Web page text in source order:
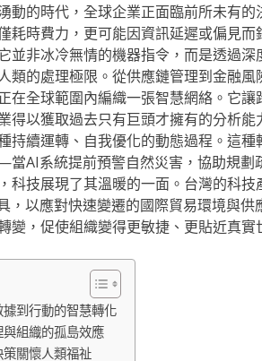
動的時代，全球企業正面臨前所未有
耗時費力，更可能因資訊延遲或偏見
並非冰冷無情的機器指令，而是透過
類的處理極限。從供應鏈管理到金融
在全球範圍內編織一張智慧網絡。它
得以獲取過去只有巨頭才擁有的分析
持續運轉、自我優化的動態過程。這
AI系統提前預警自然災害，協助規劃
科技展現了其溫暖的一面。台灣的科
，以應對快速變遷的國際貿易環境與
變，促使組織變得更敏捷、更貼近真實
到行動的智慧轉化
組織的孤島效應
關懷人類福祉